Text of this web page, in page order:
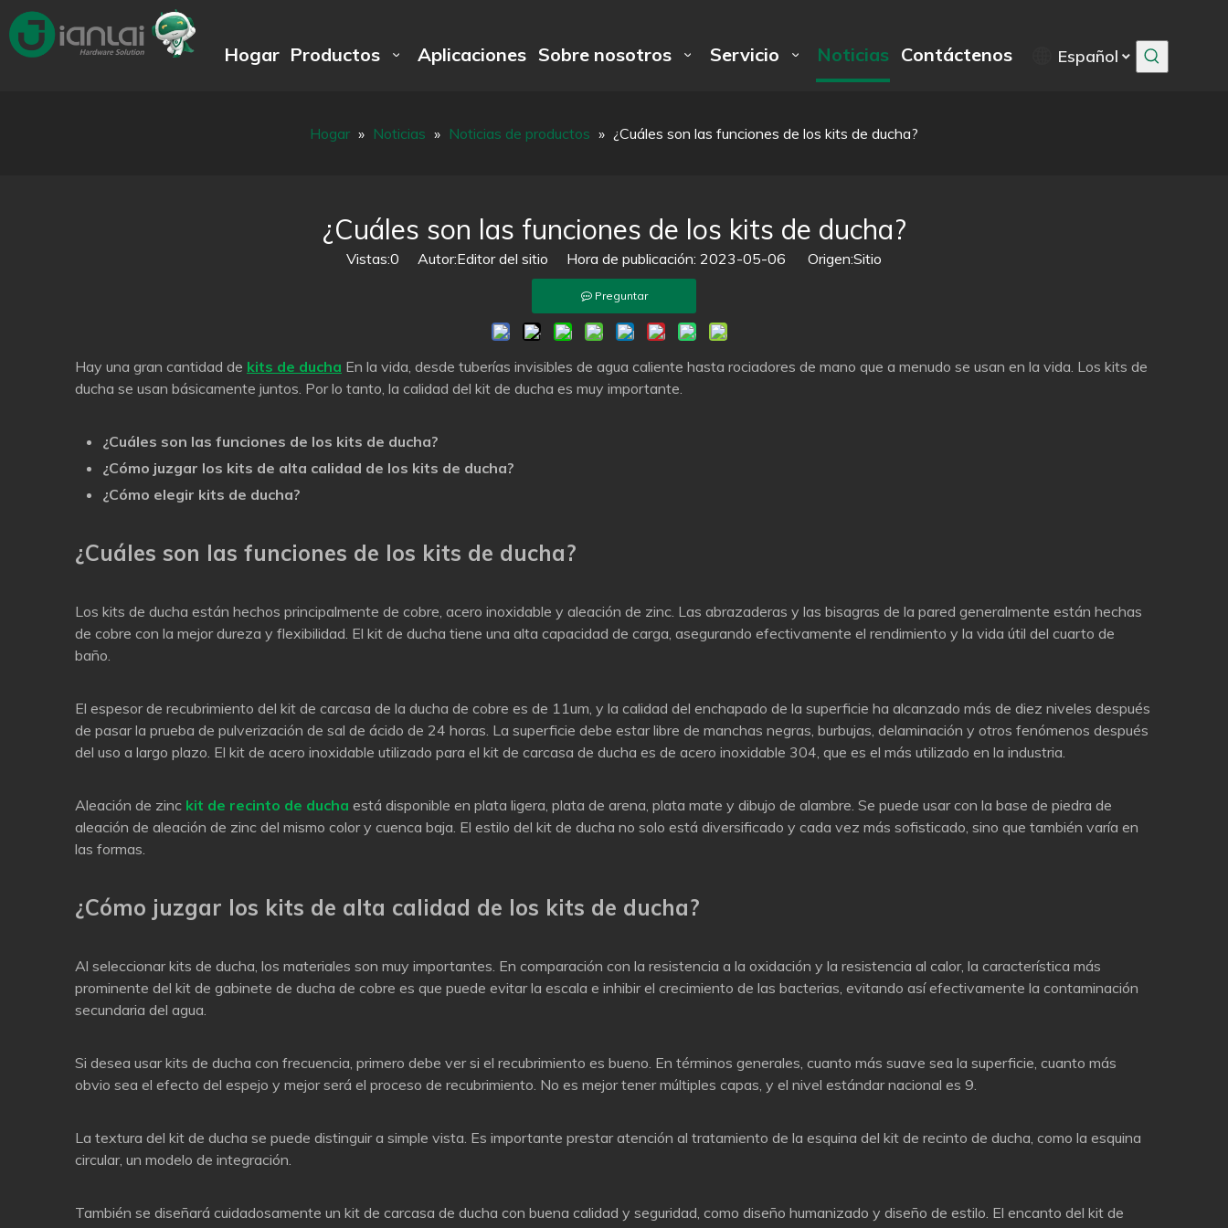
Hogar Productos Aplicaciones Sobre nosotros Servicio Noticias Contáctenos Español
Hogar » Noticias » Noticias de productos » ¿Cuáles son las funciones de los kits de ducha?
¿Cuáles son las funciones de los kits de ducha?
Vistas:0 Autor:Editor del sitio Hora de publicación: 2023-05-06 Origen:Sitio
Preguntar
Hay una gran cantidad de kits de ducha En la vida, desde tuberías invisibles de agua caliente hasta rociadores de mano que a menudo se usan en la vida. Los kits de
ducha se usan básicamente juntos. Por lo tanto, la calidad del kit de ducha es muy importante.
¿Cuáles son las funciones de los kits de ducha?
¿Cómo juzgar los kits de alta calidad de los kits de ducha?
¿Cómo elegir kits de ducha?
¿Cuáles son las funciones de los kits de ducha?
Los kits de ducha están hechos principalmente de cobre, acero inoxidable y aleación de zinc. Las abrazaderas y las bisagras de la pared generalmente están hechas
de cobre con la mejor dureza y flexibilidad. El kit de ducha tiene una alta capacidad de carga, asegurando efectivamente el rendimiento y la vida útil del cuarto de
baño.
El espesor de recubrimiento del kit de carcasa de la ducha de cobre es de 11um, y la calidad del enchapado de la superficie ha alcanzado más de diez niveles después
de pasar la prueba de pulverización de sal de ácido de 24 horas. La superficie debe estar libre de manchas negras, burbujas, delaminación y otros fenómenos después
del uso a largo plazo. El kit de acero inoxidable utilizado para el kit de carcasa de ducha es de acero inoxidable 304, que es el más utilizado en la industria.
Aleación de zinc kit de recinto de ducha está disponible en plata ligera, plata de arena, plata mate y dibujo de alambre. Se puede usar con la base de piedra de
aleación de aleación de zinc del mismo color y cuenca baja. El estilo del kit de ducha no solo está diversificado y cada vez más sofisticado, sino que también varía en
las formas.
¿Cómo juzgar los kits de alta calidad de los kits de ducha?
Al seleccionar kits de ducha, los materiales son muy importantes. En comparación con la resistencia a la oxidación y la resistencia al calor, la característica más
prominente del kit de gabinete de ducha de cobre es que puede evitar la escala e inhibir el crecimiento de las bacterias, evitando así efectivamente la contaminación
secundaria del agua.
Si desea usar kits de ducha con frecuencia, primero debe ver si el recubrimiento es bueno. En términos generales, cuanto más suave sea la superficie, cuanto más
obvio sea el efecto del espejo y mejor será el proceso de recubrimiento. No es mejor tener múltiples capas, y el nivel estándar nacional es 9.
La textura del kit de ducha se puede distinguir a simple vista. Es importante prestar atención al tratamiento de la esquina del kit de recinto de ducha, como la esquina
circular, un modelo de integración.
También se diseñará cuidadosamente un kit de carcasa de ducha con buena calidad y seguridad, como diseño humanizado y diseño de estilo. El encanto del kit de